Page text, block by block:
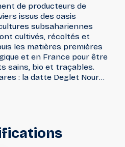
de producteurs de
issus des oasis
subsahariennes
cultivés, récoltés et
les matières premières
et en France pour être
sains, bio et traçables.
: la datte Deglet Nour